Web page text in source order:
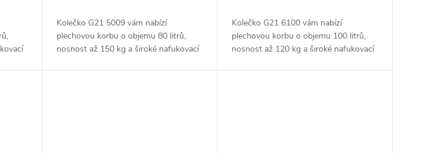
Kolečko G21 5009 vám nabízí
plechovou korbu o objemu 80 litrů,
nosnost až 150 kg a široké nafukovací
Kolečko G21 6100 vám nabízí
plechovou korbu o objemu 100 litrů,
nosnost až 120 kg a široké nafukovací